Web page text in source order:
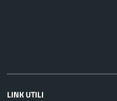
LINK UTILI